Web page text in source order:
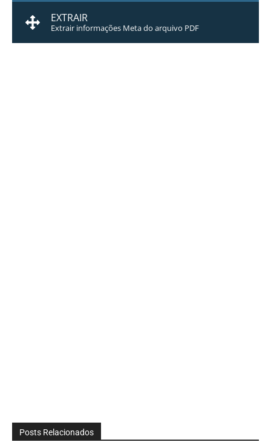
EXTRAIR
Extrair informações Meta do arquivo PDF
Posts Relacionados